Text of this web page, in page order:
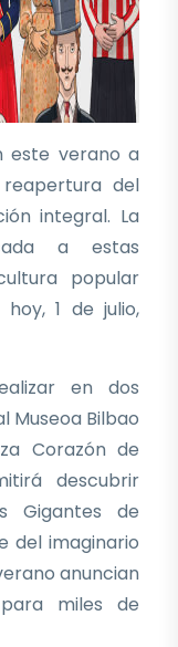
este verano a
del
integral. La
a estas
popular
1 de julio,
en dos
Museoa Bilbao
Corazón de
descubrir
Gigantes de
del imaginario
anuncian
miles de